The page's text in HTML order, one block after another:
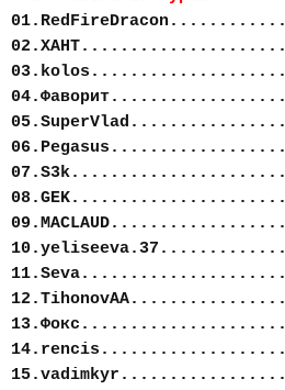
01.RedFireDracon............
02.ХАНТ.....................
03.kolos....................
04.Фаворит..................
05.SuperVlad................
06.Pegasus..................
07.S3k......................
08.GEK......................
09.MACLAUD..................
10.yeliseeva.37.............
11.Seva.....................
12.TihonovAA................
13.Фокс.....................
14.rencis...................
15.vadimkyr.................